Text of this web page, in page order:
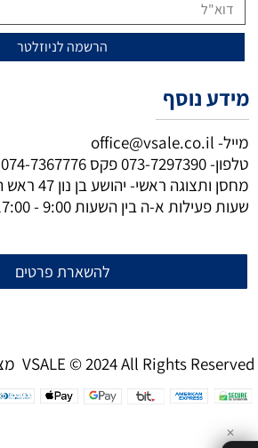
מידע נוסף
מייל- office@vsale.co.il
טלפון-073-7297390פקס 074-7367776
מחסן ותצוגה ראשי- יהושע בן נון 47 ראש העין
שעות פעילות א-ה בין השעות 9:00 - 17:00
להשארת פרטים
מצלמות אבטחה VSALE © 2024 All Rights Reserved
✕